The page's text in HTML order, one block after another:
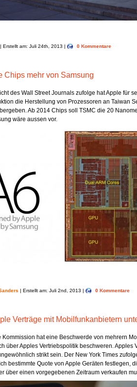
| Erstellt am: Juli 24th, 2013 | 0 Kommentare
Chips mehr von Samsung
des Wall Street Journals zufolge hat Apple für
die Herstellung von Prozessoren an Taiwan
Ab 2014 Chips soll TSMC die 20
wäre aussen vor.
| Erstellt am: Juli 2nd, 2013 | 0 Kommentare
Verträge mit Mobilfunkanbietern
Kommission hat eine Beschwerde von mehrern
über Apples Vertriebspolitik beschweren. Apples
strikt sein. Der New York Times
bestimmte Quote von Apple Geräten festlegen,
über einen vorgegebenen Zeitraum verkaufen